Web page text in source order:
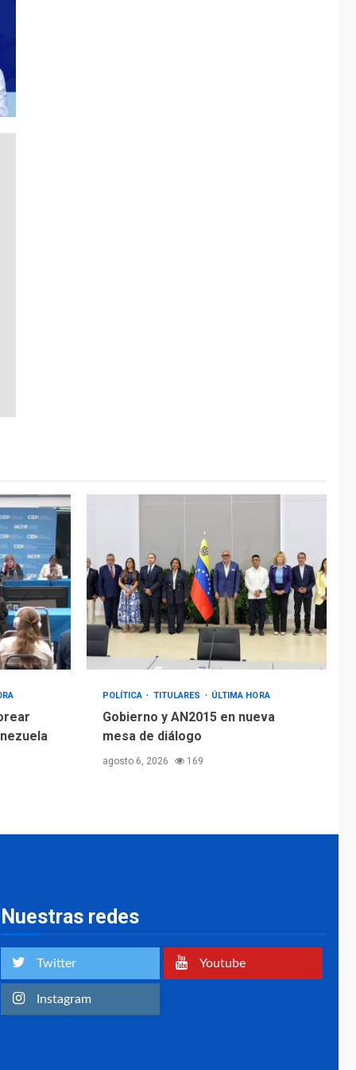
POLÍTICA TITULARES ÚLTIMA HORA
Gobierno y AN2015 en nueva
mesa de diálogo
agosto 6, 2026 169
Nuestras redes
Twitter Youtube
Instagram